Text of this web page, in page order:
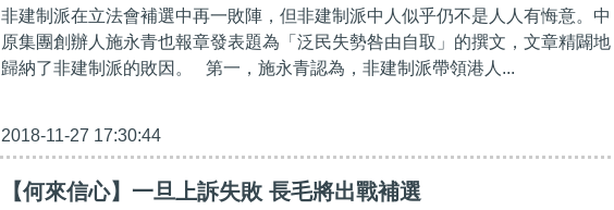
非建制派在立法會補選中再一敗陣，但非建制派中人似乎仍不是人人有悔意。中
原集團創辦人施永青也報章發表題為「泛民失勢咎由自取」的撰文，文章精闢地
歸納了非建制派的敗因。 第一，施永青認為，非建制派帶領港人...
2018-11-27 17:30:44
【何來信心】一旦上訴失敗 長毛將出戰補選